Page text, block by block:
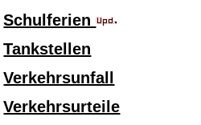
Schulferien
Tankstellen
Verkehrsunfall
Verkehrsurteile